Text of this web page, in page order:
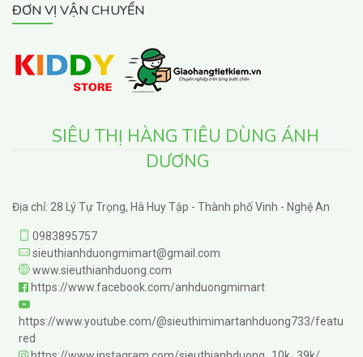
ĐƠN VỊ VẬN CHUYỂN
SIÊU THỊ HÀNG TIÊU DÙNG ÁNH
DƯƠNG
Địa chỉ: 28 Lý Tự Trọng, Hà Huy Tập - Thành phố Vinh - Nghệ An
0983895757
sieuthianhduongmimart@gmail.com
www.sieuthianhduong.com
https://www.facebook.com/anhduongmimart
https://www.youtube.com/@sieuthimimartanhduong733/featu
red